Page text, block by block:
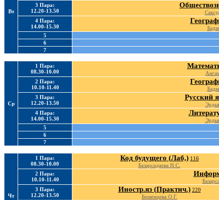
Вт
3 Пара:
12.20-13.50
4 Пара:
14.00-15.30
5
6
7
Ср
1 Пара:
08.30-10.00
2 Пара:
10.10-11.40
3 Пара:
12.20-13.50
Русский
4 Пара:
14.00-15.30
5
6
7
Чт
1 Пара:
08.30-10.00
Код будущего (Лаб,) 116
Базарсадаева Н.С.
2 Пара:
10.10-11.40
3 Пара:
12.20-13.50
Иностр.яз (Практич.) 220
Бешенцева О.Г.